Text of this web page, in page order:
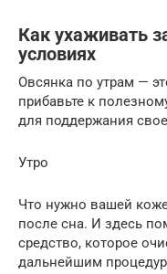
Как ухаживать
условиях
Овсянка по утрам —
прибавьте к
для поддержания
Утро
Что нужно вашей
после сна. И здесь
средство, которое
дальнейшим